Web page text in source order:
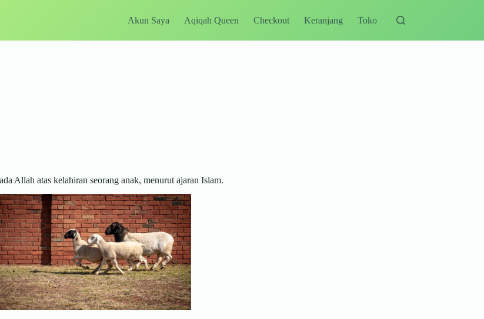
Akun Saya Aqiqah Queen Checkout Keranjang Toko
Allah atas kelahiran seorang anak, menurut ajaran Islam.